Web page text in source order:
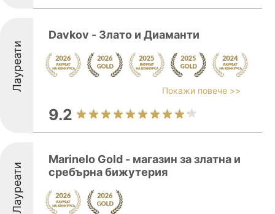
Лауреати
Davkov - Злато и Диаманти
Покажи повече >>
9.2
Лауреати
Marinelo Gold - магазин за златна и
сребърна бижутерия